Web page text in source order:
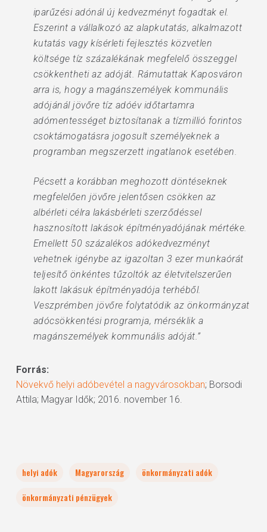
iparűzési adónál új kedvezményt fogadtak el.
Eszerint a vállalkozó az alapkutatás, alkalmazott
kutatás vagy kísérleti fejlesztés közvetlen
költsége tíz százalékának megfelelő összeggel
csökkentheti az adóját. Rámutattak Kaposváron
arra is, hogy a magánszemélyek kommunális
adójánál jövőre tíz adóév időtartamra
adómentességet biztosítanak a tízmillió forintos
csoktámogatásra jogosult személyeknek a
programban megszerzett ingatlanok esetében.
Pécsett a korábban meghozott döntéseknek
megfelelően jövőre jelentősen csökken az
albérleti célra lakásbérleti szerződéssel
hasznosított lakások építményadójának mértéke.
Emellett 50 százalékos adókedvezményt
vehetnek igénybe az igazoltan 3 ezer munkaórát
teljesítő önkéntes tűzoltók az életvitelszerűen
lakott lakásuk építményadója terhéből.
Veszprémben jövőre folytatódik az önkormányzat
adócsökkentési programja, mérséklik a
magánszemélyek kommunális adóját.”
Forrás:
Növekvő helyi adóbevétel a nagyvárosokban; Borsodi
Attila; Magyar Idők; 2016. november 16.
helyi adók Magyarország
önkormányzati adók
önkormányzati pénzügyek